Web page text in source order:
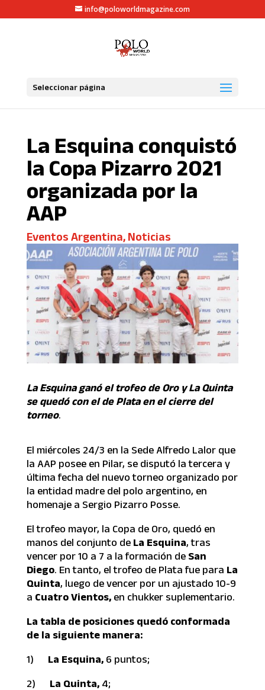
info@poloworldmagazine.com
Seleccionar página
La Esquina conquistó
la Copa Pizarro 2021
organizada por la
AAP
Eventos Argentina, Noticias
La Esquina ganó el trofeo de Oro y La Quinta
se quedó con el de Plata en el cierre del
torneo.
El miércoles 24/3 en la Sede Alfredo Lalor que
la AAP posee en Pilar, se disputó la tercera y
última fecha del nuevo torneo organizado por
la entidad madre del polo argentino, en
homenaje a Sergio Pizarro Posse.
El trofeo mayor, la Copa de Oro, quedó en
manos del conjunto de La Esquina, tras
vencer por 10 a 7 a la formación de San
Diego. En tanto, el trofeo de Plata fue para La
Quinta, luego de vencer por un ajustado 10-9
a Cuatro Vientos, en chukker suplementario.
La tabla de posiciones quedó conformada
de la siguiente manera:
1) La Esquina, 6 puntos;
2) La Quinta, 4;